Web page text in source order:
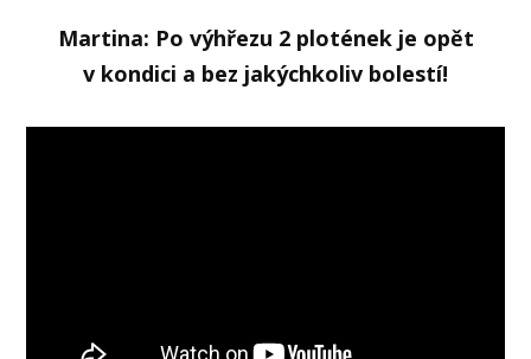
Martina: Po výhřezu 2 plotének je opět
v kondici a bez jakýchkoliv bolestí!